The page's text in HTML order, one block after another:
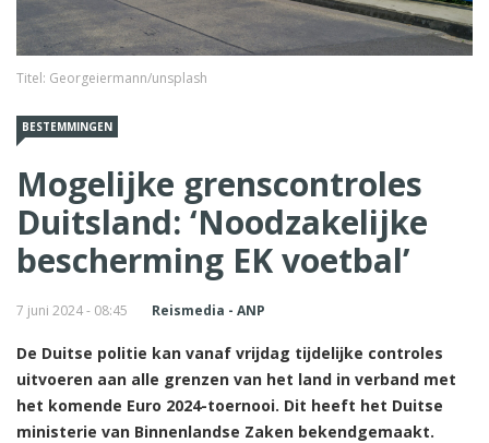
Titel: Georgeiermann/unsplash
BESTEMMINGEN
Mogelijke grenscontroles
Duitsland: ‘Noodzakelijke
bescherming EK voetbal’
7 juni 2024 - 08:45 Reismedia - ANP
De Duitse politie kan vanaf vrijdag tijdelijke controles
uitvoeren aan alle grenzen van het land in verband met
het komende Euro 2024-toernooi. Dit heeft het Duitse
ministerie van Binnenlandse Zaken bekendgemaakt.